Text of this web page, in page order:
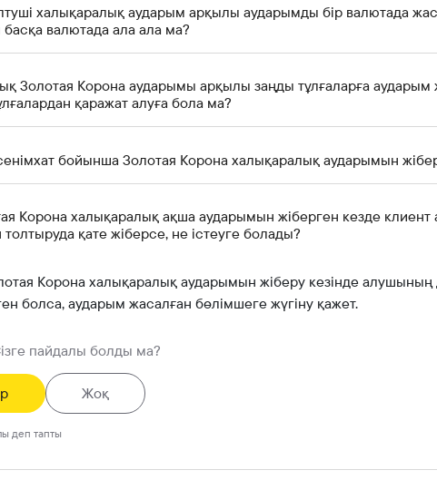
халықаралық аударым арқылы аударымды бір валютада
валютада ала ала ма?
Золотая Корона аударымы арқылы заңды тұлғаларға аударым
қаражат алуға бола ма?
бойынша Золотая Корона халықаралық аударымын
Корона халықаралық ақша аударымын жіберген кезде
толтыруда қате жіберсе, не істеуге болады?
Корона халықаралық аударымын жіберу кезінде алушының
болса, аударым жасалған бөлімшеге жүгіну қажет.
пайдалы болды ма?
Жоқ
деп тапты